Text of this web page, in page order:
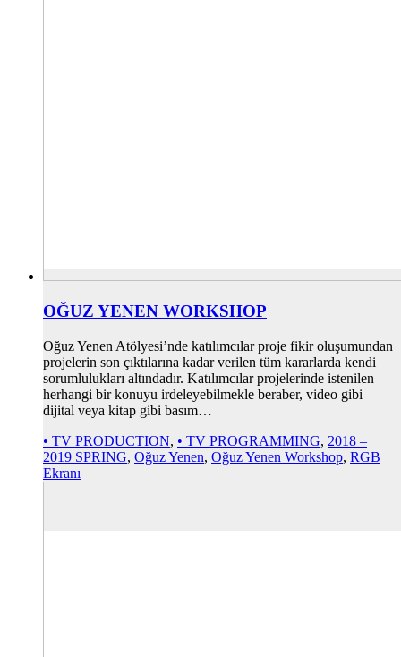
OĞUZ YENEN WORKSHOP
Oğuz Yenen Atölyesi’nde katılımcılar proje fikir oluşumundan
projelerin son çıktılarına kadar verilen tüm kararlarda kendi
sorumlulukları altındadır. Katılımcılar projelerinde istenilen
herhangi bir konuyu irdeleyebilmekle beraber, video gibi
dijital veya kitap gibi basım…
• TV PRODUCTION, • TV PROGRAMMING, 2018 –
2019 SPRING, Oğuz Yenen, Oğuz Yenen Workshop, RGB
Ekranı